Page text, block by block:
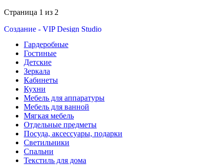
Страница 1 из 2
Создание - VIP Design Studio
8(900)201-90-13|vipstudia@antey-e.ru
Гардеробные
Гостиные
Детские
Зеркала
Кабинеты
Кухни
Мебель для аппаратуры
Мебель для ванной
Мягкая мебель
Отдельные предметы
Посуда, аксессуары, подарки
Светильники
Спальни
Текстиль для дома